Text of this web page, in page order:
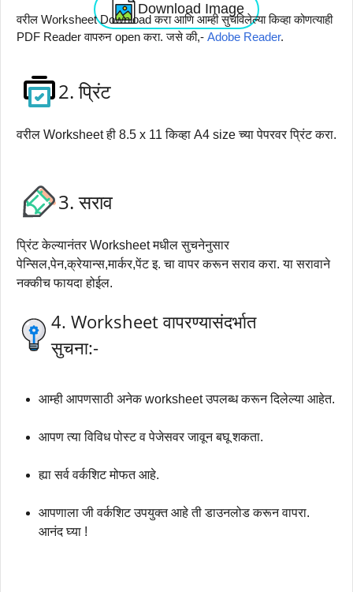
Download Image
वरील Worksheet Download करा आणि आम्ही सुचविलेल्या किव्हा कोणत्याही
PDF Reader वापरुन open करा. जसे की,- Adobe Reader.
2. प्रिंट
वरील Worksheet ही 8.5 x 11 किव्हा A4 size च्या पेपरवर प्रिंट करा.
3. सराव
प्रिंट केल्यानंतर Worksheet मधील सुचनेनुसार
पेन्सिल,पेन,क्रेयान्स,मार्कर,पेंट इ. चा वापर करून सराव करा. या सरावाने
नक्कीच फायदा होईल.
4. Worksheet वापरण्यासंदर्भात
सुचना:-
आम्ही आपणसाठी अनेक worksheet उपलब्ध करून दिलेल्या आहेत.
आपण त्या विविध पोस्ट व पेजेसवर जावून बघू शकता.
ह्या सर्व वर्कशिट मोफत आहे.
आपणाला जी वर्कशिट उपयुक्त आहे ती डाउनलोड करून वापरा.
आनंद घ्या !